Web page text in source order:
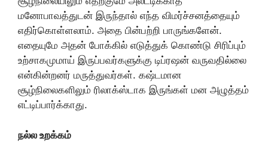
மனோபாவத்துடன் இருந்தால் எந்த விமர்ச்சனத்தையும்
எதிர்கொள்ளலாம். அதை பின்பற்றி பாருங்களேன்.
எதையுமே அதன் போக்கில் எடுத்துக் கொண்டு சிரிப்பும்
உற்சாகமுமாய் இருப்பவர்களுக்கு டிப்ரஷன் வருவதில்லை
என்கின்றனர் மருத்துவர்கள். கஷ்டமான
சூழ்நிலைகளிலும் ரிலாக்ஸ்டாக இருங்கள் மன அழுத்தம்
எட்டிப்பார்க்காது.
நல்ல உறக்கம்